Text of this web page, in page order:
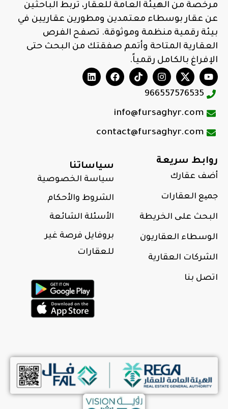
مرخصة من الهيئة العامة للعقار، تربط الباحثين
عن عقار بوسطاء معتمدين ومطورين عقاريين في
بيئة رقمية منظمة وموثوقة. تصفح الفرص
العقارية المتاحة وأتمم صفقتك من البحث حتى
الإفراغ بالكامل رقمياً.
966557576535
info@fursaghyr.com
contact@fursaghyr.com
روابط سريعة
أضف عقارك
جمیع العقارات
البحث علی الخريطة
الوسطاء العقاريون
الشركات العقارية
اتصل بنا
سياساتنا
سياسة الخصوصية
الشروط والأحكام
الأسئلة الشائعة
بروفايل فرصة غير
للعقارات